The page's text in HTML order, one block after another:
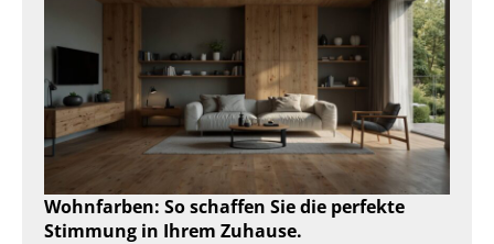
Wohnfarben: So schaffen Sie die perfekte
Stimmung in Ihrem Zuhause.